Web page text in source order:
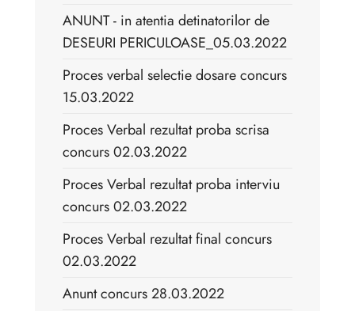
ANUNT - in atentia detinatorilor de
DESEURI PERICULOASE_05.03.2022
Proces verbal selectie dosare concurs
15.03.2022
Proces Verbal rezultat proba scrisa
concurs 02.03.2022
Proces Verbal rezultat proba interviu
concurs 02.03.2022
Proces Verbal rezultat final concurs
02.03.2022
Anunt concurs 28.03.2022